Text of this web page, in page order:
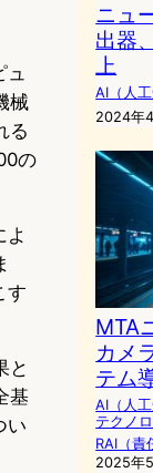
械
る
の
す
と
基
い
ニュ
出器
上
AI（人
2024年
MTA
カメ
テム
AI（人
テクノ
RAI（責
2025年